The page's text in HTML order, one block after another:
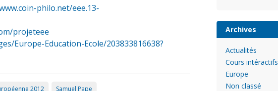
philo.net/eee.13-
projeteee
Europe-Education-Ecole/203833816638?
2012 Samuel Pape
Archives
Actualités
Cours intéractifs
Europe
Non classé